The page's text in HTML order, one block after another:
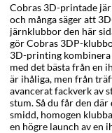
Cobras 3D-printade
och många säger att
järnklubbor den här
gör Cobras 3DP-
3D-printing kombinera
med det bästa från en
är ihåliga, men från
avancerat fackverk av
stum. Så du får den
smidd, homogen
en högre launch av en